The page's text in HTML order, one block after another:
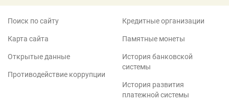
Поиск по сайту
Карта сайта
Открытые данные
Противодействие коррупции
Кредитные организации
Памятные монеты
История банковской
системы
История развития
платежной системы